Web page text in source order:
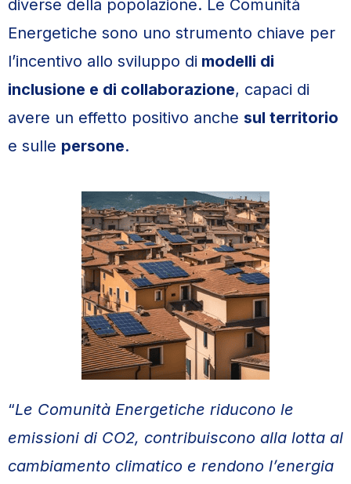
diverse della popolazione. Le Comunità
Energetiche sono uno strumento chiave per
l’incentivo allo sviluppo di modelli di
inclusione e di collaborazione, capaci di
avere un effetto positivo anche sul territorio
e sulle persone.
“Le Comunità Energetiche riducono le
emissioni di CO2, contribuiscono alla lotta al
cambiamento climatico e rendono l’energia